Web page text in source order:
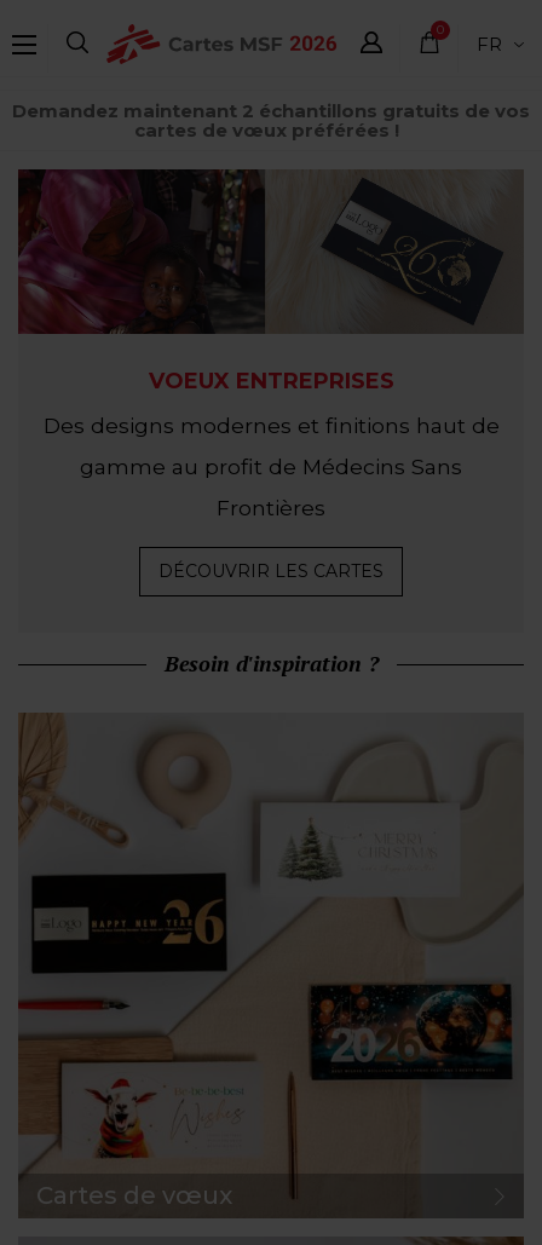
au
principal
Demandez maintenant 2 échantillons gratuits de vos
cartes de vœux préférées !
0
élémentFR
VOEUX ENTREPRISES
Des designs modernes et finitions haut de
gamme au profit de Médecins Sans
Frontières
DÉCOUVRIR LES CARTES
Besoin d'inspiration ?
Cartes de vœux